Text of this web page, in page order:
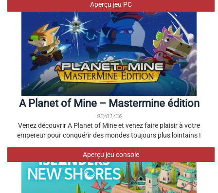
Aperçu jeu PC
A Planet of Mine – Mastermine édition
02/01/26
Venez découvrir A Planet of Mine et venez faire plaisir à votre
empereur pour conquérir des mondes toujours plus lointains !
Aperçu jeu console